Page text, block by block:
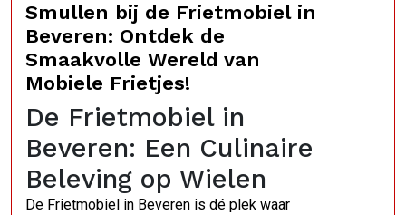
Smullen bij de Frietmobiel in
Beveren: Ontdek de
Smaakvolle Wereld van
Mobiele Frietjes!
De Frietmobiel in
Beveren: Een Culinaire
Beleving op Wielen
De Frietmobiel in Beveren is dé plek waar